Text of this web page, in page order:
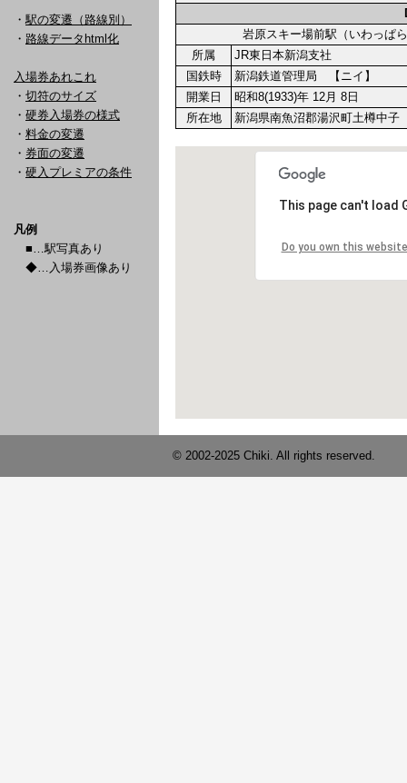
・ 駅の変遷（路線別）
・ 路線データhtml化
入場券あれこれ
・ 切符のサイズ
・ 硬券入場券の様式
・ 料金の変遷
・ 券面の変遷
・ 硬入プレミアの条件
凡例
■…駅写真あり
◆…入場券画像あり
岩原スキー場前駅（いわっ
所属
JR東日本新潟支社
国鉄時
新潟鉄道管理局 【ニイ】
開業日
昭和8(1933)年 12月 8日
所在地
新潟県南魚沼郡湯沢町土樽中子
© 2002-2025 Chiki. All rights reserved.